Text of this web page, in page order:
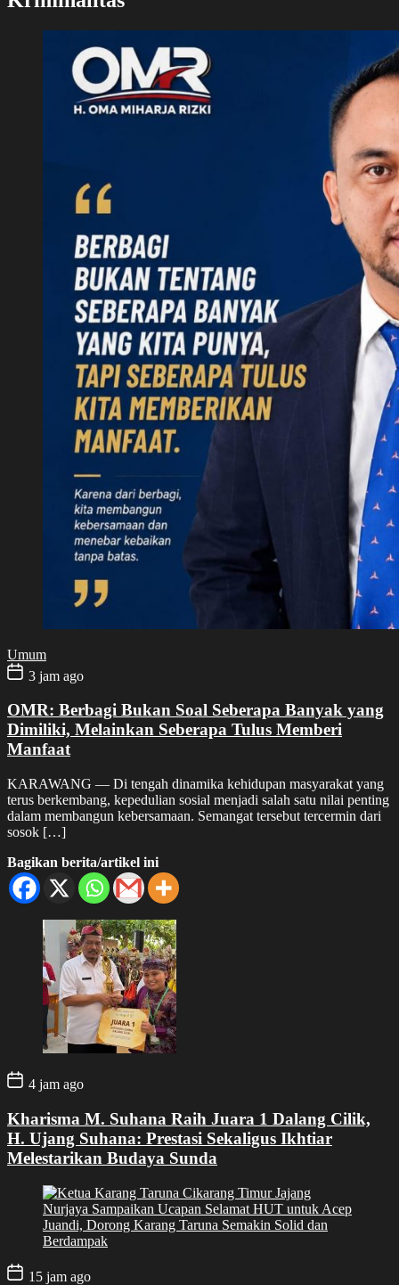
Umum
3 jam ago
OMR: Berbagi Bukan Soal Seberapa Banyak yang
Dimiliki, Melainkan Seberapa Tulus Memberi
Manfaat
KARAWANG — Di tengah dinamika kehidupan masyarakat yang
terus berkembang, kepedulian sosial menjadi salah satu nilai penting
dalam membangun kebersamaan. Semangat tersebut tercermin dari
sosok […]
Bagikan berita/artikel ini
4 jam ago
Kharisma M. Suhana Raih Juara 1 Dalang Cilik,
H. Ujang Suhana: Prestasi Sekaligus Ikhtiar
Melestarikan Budaya Sunda
15 jam ago